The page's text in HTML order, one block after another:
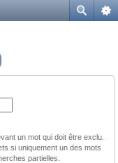
un mot qui doit être exclu.
si uniquement un des mots
partielles.